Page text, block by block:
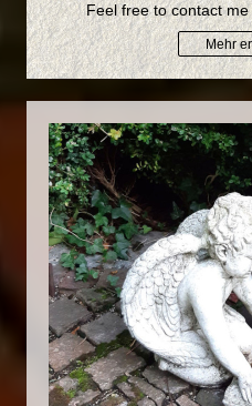
Feel free to contact
Mehr